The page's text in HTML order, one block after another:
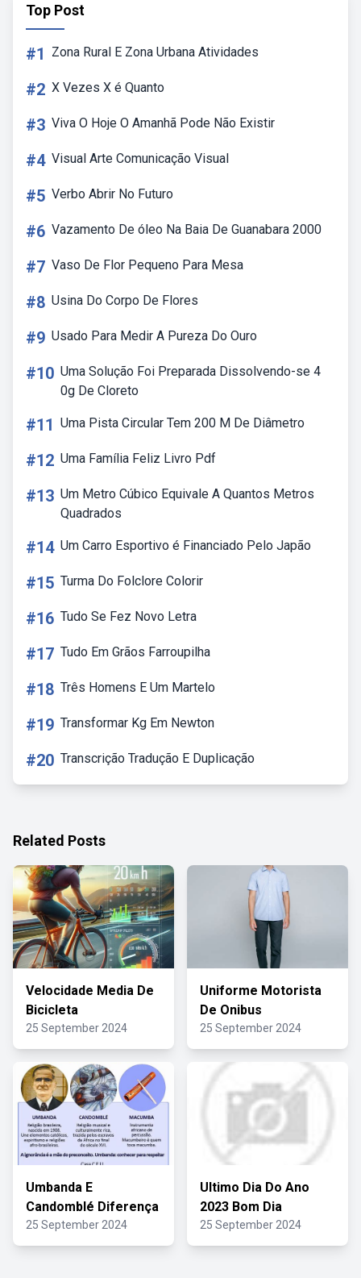
Top Post
#1 Zona Rural E Zona Urbana Atividades
#2 X Vezes X é Quanto
#3 Viva O Hoje O Amanhã Pode Não Existir
#4 Visual Arte Comunicação Visual
#5 Verbo Abrir No Futuro
#6 Vazamento De óleo Na Baia De Guanabara 2000
#7 Vaso De Flor Pequeno Para Mesa
#8 Usina Do Corpo De Flores
#9 Usado Para Medir A Pureza Do Ouro
#10 Uma Solução Foi Preparada Dissolvendo-se 4
0g De Cloreto
#11 Uma Pista Circular Tem 200 M De Diâmetro
#12 Uma Família Feliz Livro Pdf
#13 Um Metro Cúbico Equivale A Quantos Metros
Quadrados
#14 Um Carro Esportivo é Financiado Pelo Japão
#15 Turma Do Folclore Colorir
#16 Tudo Se Fez Novo Letra
#17 Tudo Em Grãos Farroupilha
#18 Três Homens E Um Martelo
#19 Transformar Kg Em Newton
#20 Transcrição Tradução E Duplicação
Related Posts
Velocidade Media De
Bicicleta
25 September 2024
Uniforme Motorista
De Onibus
25 September 2024
Umbanda E
Candomblé Diferença
25 September 2024
Ultimo Dia Do Ano
2023 Bom Dia
25 September 2024